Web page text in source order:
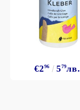
€296 579лв.